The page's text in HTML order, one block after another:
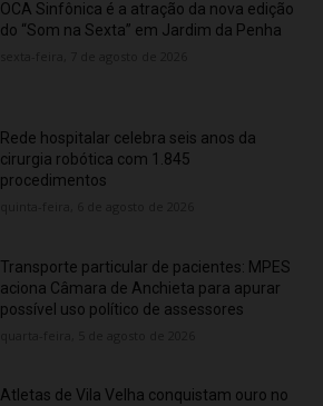
OCA Sinfônica é a atração da nova edição
do “Som na Sexta” em Jardim da Penha
Rede hospitalar celebra seis anos da
cirurgia robótica com 1.845
procedimentos
Transporte particular de pacientes: MPES
aciona Câmara de Anchieta para apurar
possível uso político de assessores
Atletas de Vila Velha conquistam ouro no